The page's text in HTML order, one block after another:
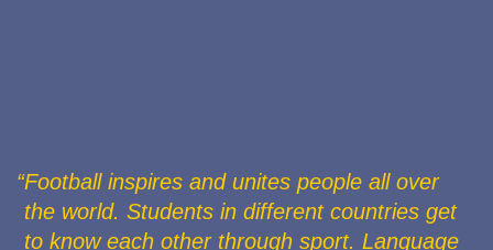
Football inspires and unites people all over
the world. Students in different countries get
to know each other through sport. Language